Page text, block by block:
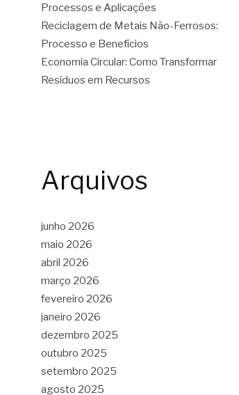
Processos e Aplicações
Reciclagem de Metais Não-Ferrosos:
Processo e Benefícios
Economia Circular: Como Transformar
Resíduos em Recursos
Arquivos
junho 2026
maio 2026
abril 2026
março 2026
fevereiro 2026
janeiro 2026
dezembro 2025
outubro 2025
setembro 2025
agosto 2025